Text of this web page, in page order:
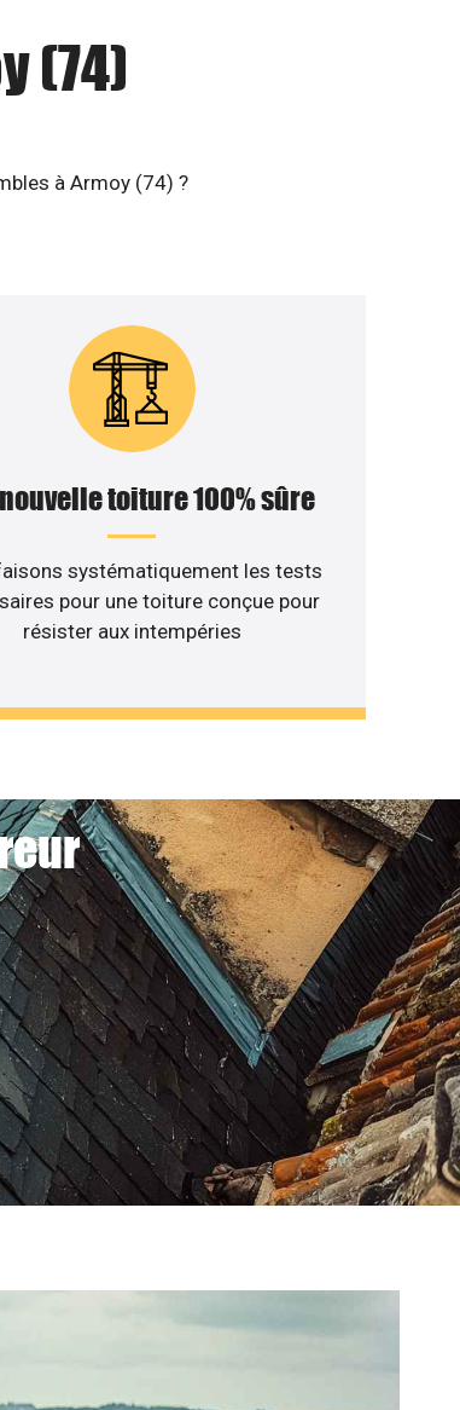
(74)
à Armoy (74) ?
toiture 100% sûre
systématiquement les tests
pour une toiture conçue pour
résister aux intempéries